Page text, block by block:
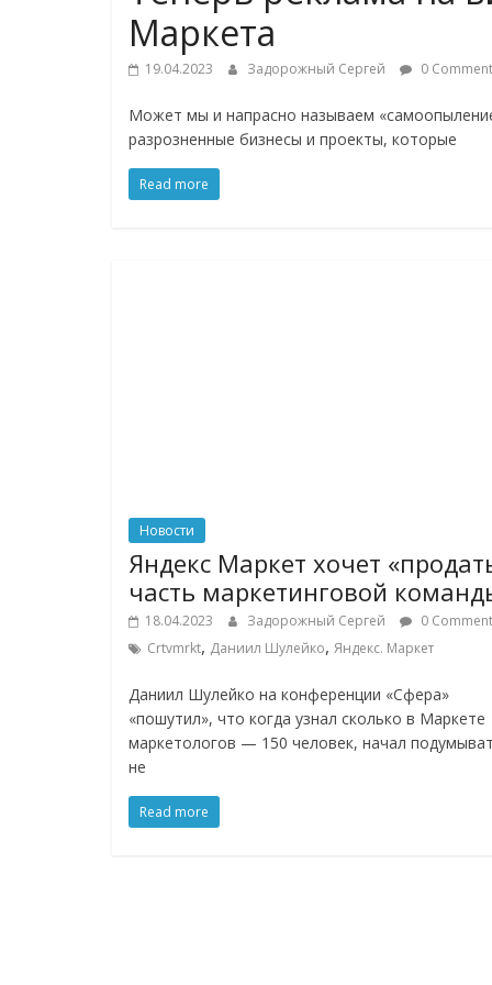
соцсетях.
Нам
важно,
знать
как
Сеть
меняет
Маркета
19.04.2023 Задорожный Сергей 0
Может мы и напрасно называем
разрозненные бизнесы и проекты, которые
Read more
Новости
Яндекс Маркет хочет
часть маркетинговой
18.04.2023 Задорожный Сергей
0
Crtvmrkt, Даниил Шулейко, Яндекс. Маркет
Даниил Шулейко на конференции «Сфера»
«пошутил», что когда узнал сколько в Маркете
маркетологов — 150 человек, начал
не
Read more